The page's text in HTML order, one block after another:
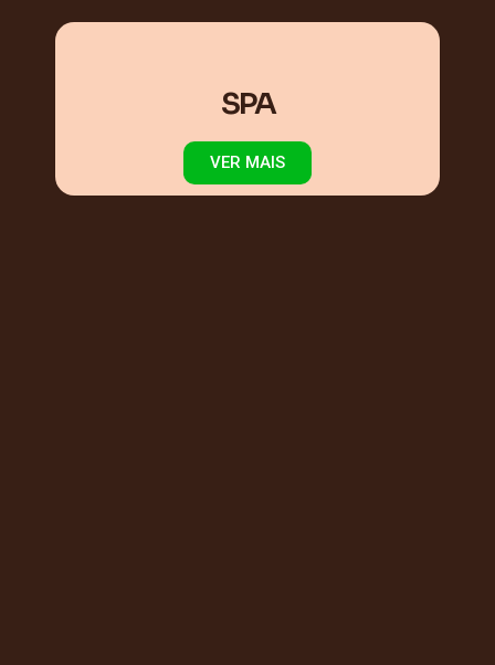
SPA
VER MAIS